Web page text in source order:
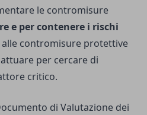
le contromisure
e per contenere i rischi
alle contromisure protettive
per cercare di
critico.
di Valutazione dei